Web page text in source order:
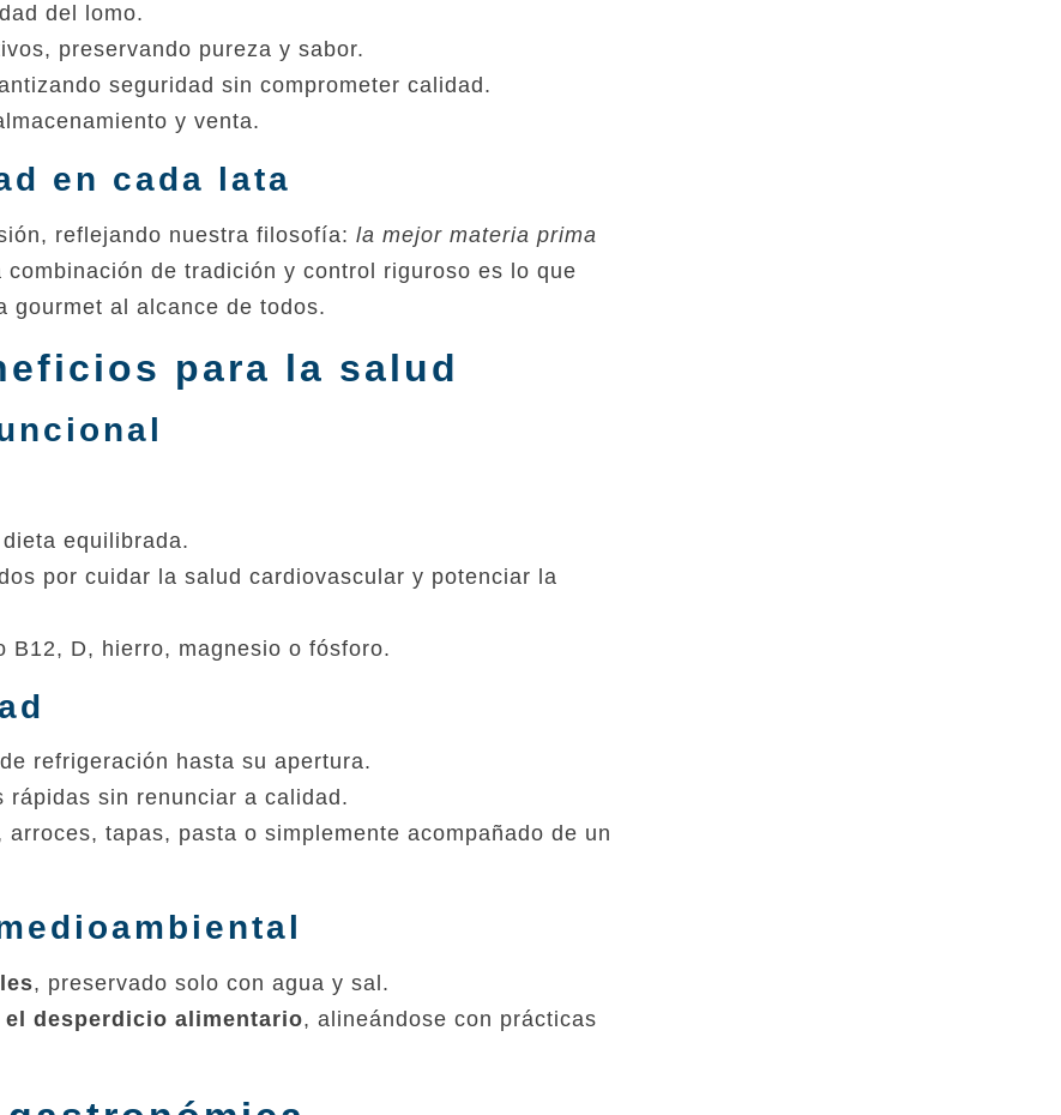
del lomo.
preservando pureza y sabor.
seguridad sin comprometer calidad.
y venta.
en cada lata
reflejando nuestra filosofía: la mejor materia prima
combinación de tradición y control riguroso es lo que
gourmet al alcance de todos.
para la salud
equilibrada.
por cuidar la salud cardiovascular y potenciar la
B12, D, hierro, magnesio o fósforo.
refrigeración hasta su apertura.
rápidas sin renunciar a calidad.
tapas, pasta o simplemente acompañado de un
, preservado solo con agua y sal.
desperdicio alimentario, alineándose con prácticas